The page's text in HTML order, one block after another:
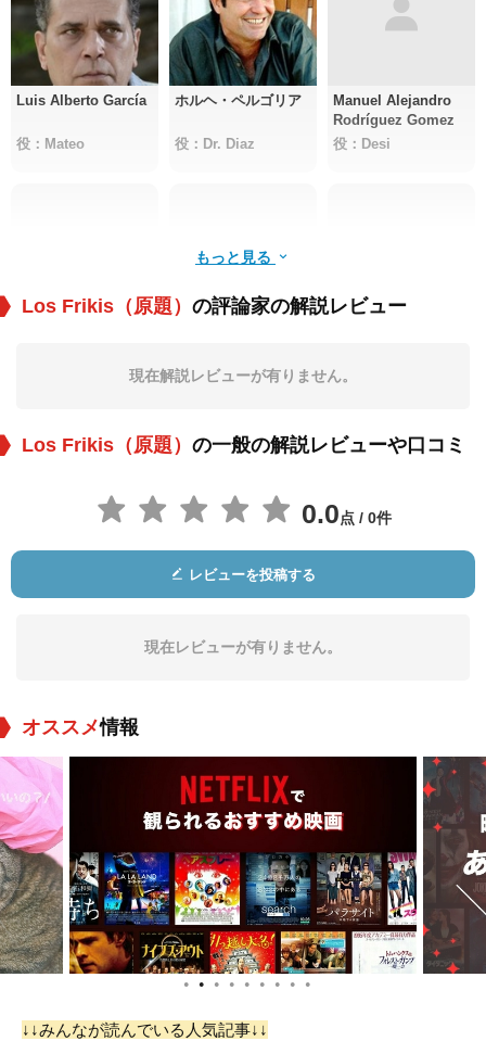
Luis Alberto García
役：Mateo
ホルヘ・ペルゴリア
役：Dr. Diaz
Manuel Alejandro
Rodríguez Gomez
役：Desi
役：Maximo
役：Dr. Renaldo
Miriam Socarrás
Yasser Michelén
役：Hector
Alain Mesa
役：Looper (voice)
Reinier Díaz
役：
もっと見る
Los Frikis（原題） の評論家の解説レビュー
現在解説レビューが有りません。
Los Frikis（原題） の一般の解説レビューや口コミ
0.0点 / 0件
レビューを投稿する
現在レビューが有りません。
オススメ情報
● ● ● ● ● ● ● ● ●
↓↓みんなが読んでいる人気記事↓↓